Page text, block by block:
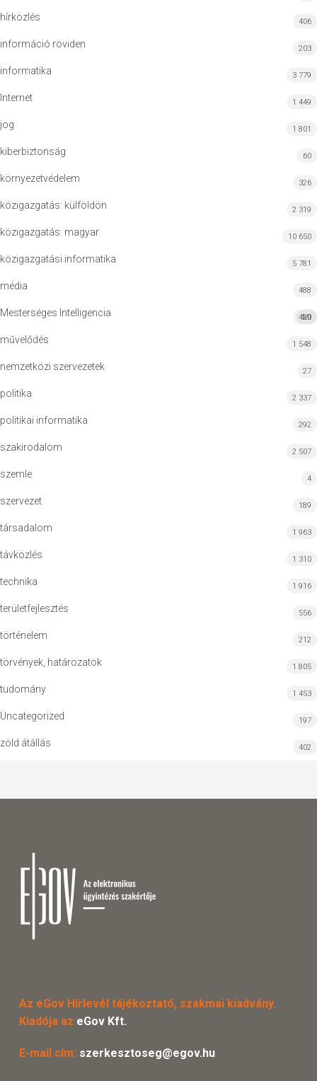
hírközlés 406
információ röviden 203
informatika 3 779
Internet 1 449
jog 1 801
kiberbiztonság 60
környezetvédelem 326
közigazgatás: külföldön 2 319
közigazgatás: magyar 10 650
közigazgatási informatika 5 781
média 488
Mesterséges Intelligencia MI
420
művelődés 1 548
nemzetközi szervezetek 27
politika 2 337
politikai informatika 292
szakirodalom 2 507
szemle 4
szervezet 189
társadalom 1 963
távközlés 1 310
technika 1 916
területfejlesztés 556
történelem 212
törvények, határozatok 1 805
tudomány 1 453
Uncategorized 197
zöld átállás 402
Az eGov Hírlevél tájékoztató, szakmai kiadvány.
Kiadója az eGov Kft.
E-mail cím: szerkesztoseg@egov.hu